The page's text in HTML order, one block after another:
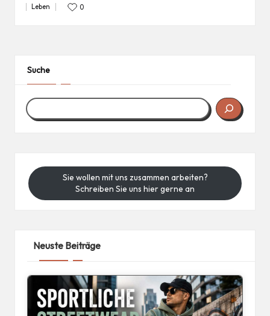
Posted
Leben 0
Suche
Sie wollen mit uns zusammen arbeiten?
Schreiben Sie uns hier gerne an
Neuste Beiträge